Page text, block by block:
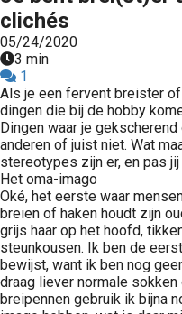
clichés
05/24/2020
3 min
1
Als je een fervent breister
dingen die bij de hobby
Dingen waar je
anderen of juist niet. Wat
stereotypes zijn er, en pas
Het oma-imago
Oké, het eerste waar
breien of haken houdt zijn
grijs haar op het hoofd,
steunkousen. Ik ben de
bewijst, want ik ben nog
draag liever normale
breipennen gebruik ik bijna